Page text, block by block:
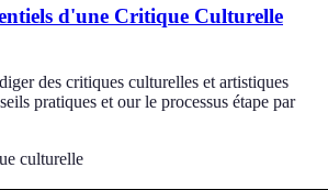
d'une Critique Culturelle
des critiques culturelles et artistiques
pratiques et our le processus étape par
culturelle